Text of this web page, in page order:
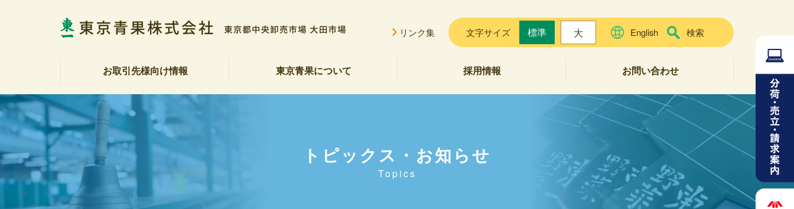
リンク集 文字サイズ 標準 大 English 検索
お取引先様向け情報
相場表・入荷数量報告書
野菜・果実展望
トピックス・お知らせ
商品紹介
注文受注室
販促カレンダー
産地カレンダー
公表資料（受託契約約款等）
東京青果について
社長挨拶
会社概要
社会貢献
決算公告
各部ご案内
アクセス
反社会的勢力に対する基本方針
採用情報
お問い合わせ
よくある質問
お問い合わせフォーム
トピックス・お知らせ
Topics